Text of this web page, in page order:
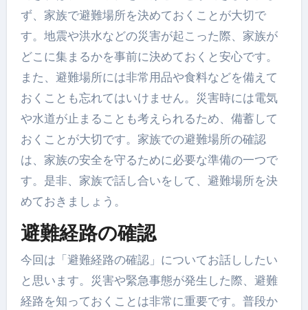
ず、家族で避難場所を決めておくことが大切で
す。地震や洪水などの災害が起こった際、家族が
どこに集まるかを事前に決めておくと安心です。
また、避難場所には非常用品や食料などを備えて
おくことも忘れてはいけません。災害時には電気
や水道が止まることも考えられるため、備蓄して
おくことが大切です。家族での避難場所の確認
は、家族の安全を守るために必要な準備の一つで
す。是非、家族で話し合いをして、避難場所を決
めておきましょう。
避難経路の確認
今回は「避難経路の確認」についてお話ししたい
と思います。災害や緊急事態が発生した際、避難
経路を知っておくことは非常に重要です。普段か